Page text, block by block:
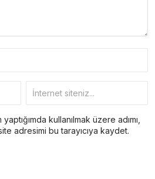
kullanılmak üzere adımı,
adresimi bu tarayıcıya kaydet.